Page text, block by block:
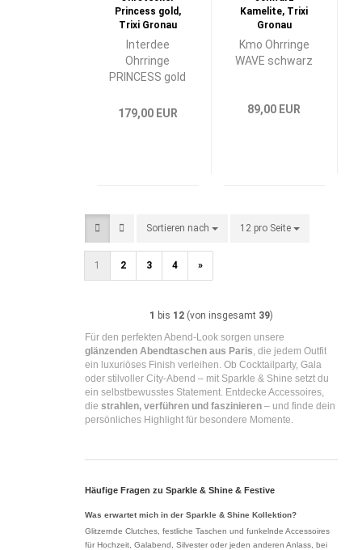
Interdee
Ohrringe
PRINCESS gold
179,00 EUR
Kmo Ohrringe
WAVE schwarz
89,00 EUR
Sortieren nach
Sortieren nach 12 pro Seite
pro Seite
1 2 3 4 »
1 bis 12 (von insgesamt 39)
Für den perfekten Abend-Look sorgen unsere
glänzenden Abendtaschen aus Paris, die jedem Outfit
ein luxuriöses Finish verleihen. Ob Cocktailparty, Gala
oder stilvoller City-Abend – mit Sparkle & Shine setzt du
ein selbstbewusstes Statement. Entdecke Accessoires,
diestrahlen, verführen und faszinieren – und finde dein
persönliches Highlight für besondere Momente.
Häufige Fragen zu Sparkle & Shine & Festive
Was erwartet mich in der Sparkle & Shine Kollektion?
Glitzernde Clutches, festliche Taschen und funkelnde Accessoires
für Hochzeit, Galabend, Silvester oder jeden anderen Anlass, bei